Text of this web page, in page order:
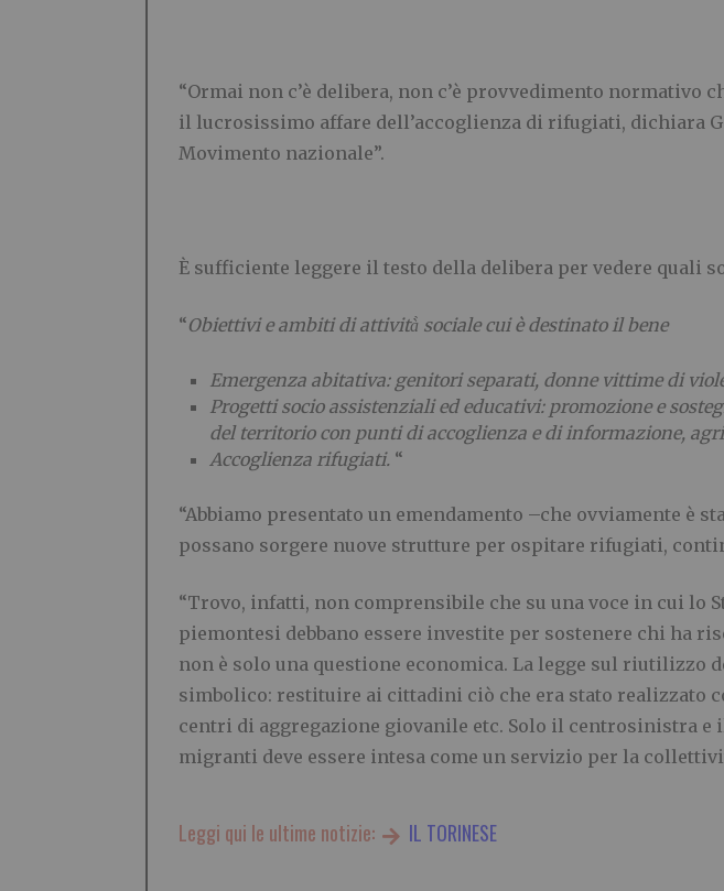
“Ormai non c’è delibera, non c’è provvedimento normativo
il lucrosissimo affare dell’accoglienza di rifugiati, dichiara
Movimento nazionale”.
È sufficiente leggere il testo della delibera per vedere quali
“Obiettivi e ambiti di attività ̀ sociale cui è destinato il bene
Emergenza abitativa: genitori separati, donne vittime di
Progetti socio assistenziali ed educativi: promozione e
del territorio con punti di accoglienza e di informazione,
Accoglienza rifugiati. “
“Abbiamo presentato un emendamento –che ovviamente è
possano sorgere nuove strutture per ospitare rifugiati,
“Trovo, infatti, non comprensibile che su una voce in cui
piemontesi debbano essere investite per sostenere chi ha
non è solo una questione economica. La legge sul riutilizzo
simbolico: restituire ai cittadini ciò che era stato realizzato
centri di aggregazione giovanile etc. Solo il centrosinistra e
migranti deve essere intesa come un servizio per la
Leggi qui le ultime notizie: IL TORINESE